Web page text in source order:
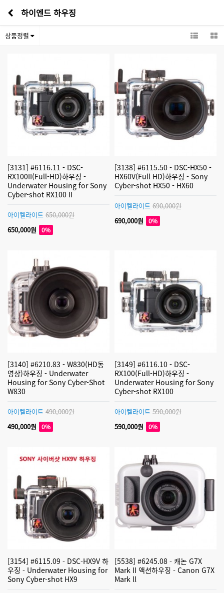
하이엔드 하우징
상품정렬
[3131] #6116.11 - DSC-
RX100II(Full-HD)하우징 -
Underwater Housing for Sony
Cyber-shot RX100 II
아이켈라이트 650,000원
650,000원
0%
[3138] #6115.50 - DSC-HX50 -
HX60V(Full HD)하우징 - Sony
Cyber-shot HX50 - HX60
아이켈라이트 690,000원
690,000원
0%
[3140] #6210.83 - W830(HD동
영상)하우징 - Underwater
Housing for Sony Cyber-Shot
W830
아이켈라이트 490,000원
490,000원
0%
[3149] #6116.10 - DSC-
RX100(Full-HD)하우징 -
Underwater Housing for Sony
Cyber-shot RX100
아이켈라이트 590,000원
590,000원
0%
[3154] #6115.09 - DSC-HX9V 하
우징 - Underwater Housing for
Sony Cyber-shot HX9
[5538] #6245.08 - 캐논 G7X
Mark II 액션하우징 - Canon G7X
Mark ll